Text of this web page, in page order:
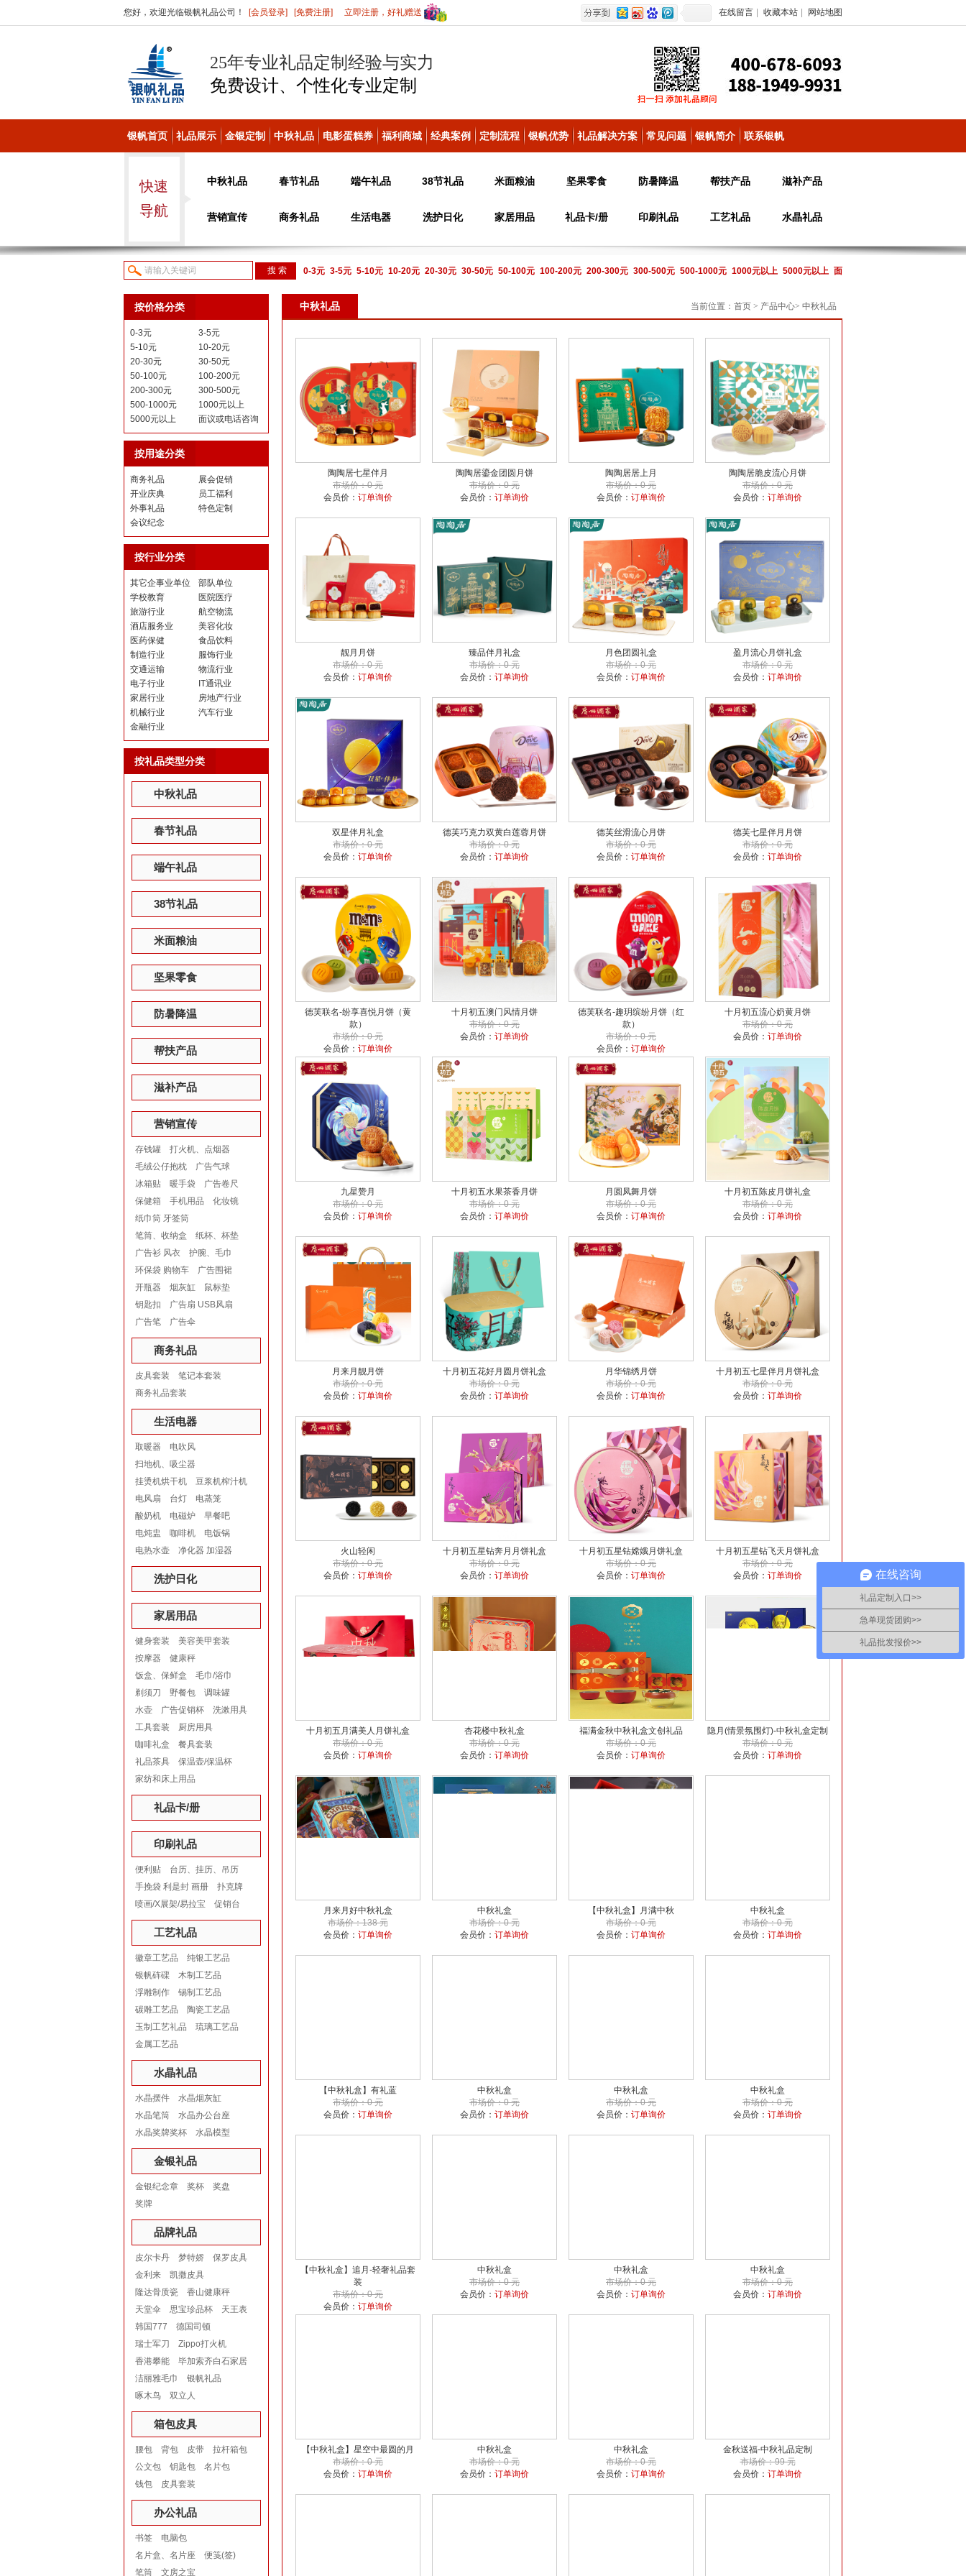
您好，欢迎光临银帆礼品公司！ [会员登录] [免费注册] 立即注册，好礼赠送 在线留言 收藏本站 网站地图
25年专业礼品定制经验与实力
免费设计、个性化专业定制
银帆首页 礼品展示 金银定制 中秋礼品 电影蛋糕券 福利商城 经典案例 定制流程 银帆优势 礼品解决方案 常见问题 银帆简介 联系银帆
快速
导航
中秋礼品 春节礼品 端午礼品 38节礼品 米面粮油 坚果零食 防暑降温 帮扶产品 滋补产品
营销宣传 商务礼品 生活电器 洗护日化 家居用品 礼品卡/册 印刷礼品 工艺礼品 水晶礼品
0-3元 3-5元 5-10元 10-20元 20-30元 30-50元 50-100元 100-200元 200-300元 300-500元 500-1000元 1000元以上 5000元以上 面
议或电话咨询
按价格分类
0-3元
3-5元
5-10元
10-20元
20-30元
30-50元
50-100元
100-200元
200-300元
300-500元
500-1000元
1000元以上
5000元以上
面议或电话咨询
按用途分类
商务礼品
展会促销
开业庆典
员工福利
外事礼品
特色定制
会议纪念
按行业分类
其它企事业单位
部队单位
学校教育
医院医疗
旅游行业
航空物流
酒店服务业
美容化妆
医药保健
食品饮料
制造行业
服饰行业
交通运输
物流行业
电子行业
IT通讯业
家居行业
房地产行业
机械行业
汽车行业
金融行业
按礼品类型分类
中秋礼品
春节礼品
端午礼品
38节礼品
米面粮油
坚果零食
防暑降温
帮扶产品
滋补产品
营销宣传
存钱罐
打火机、点烟器
毛绒公仔抱枕
广告气球
冰箱贴
暖手袋
广告卷尺
保健箱
手机用品
化妆镜
纸巾筒 牙签筒
笔筒、收纳盒
纸杯、杯垫
广告衫 风衣
护腕、毛巾
环保袋 购物车
广告围裙
开瓶器
烟灰缸
鼠标垫
钥匙扣
广告扇 USB风扇
广告笔
广告伞
商务礼品
皮具套装
笔记本套装
商务礼品套装
生活电器
取暖器
电吹风
扫地机、吸尘器
挂烫机烘干机
豆浆机榨汁机
电风扇
台灯
电蒸笼
酸奶机
电磁炉
早餐吧
电炖盅
咖啡机
电饭锅
电热水壶
净化器 加湿器
洗护日化
家居用品
健身套装
美容美甲套装
按摩器
健康秤
饭盒、保鲜盒
毛巾/浴巾
剃须刀
野餐包
调味罐
水壶
广告促销杯
洗漱用具
工具套装
厨房用具
咖啡礼盒
餐具套装
礼品茶具
保温壶/保温杯
家纺和床上用品
礼品卡/册
印刷礼品
便利贴
台历、挂历、吊历
手挽袋 利是封 画册
扑克牌
喷画/X展架/易拉宝
促销台
工艺礼品
徽章工艺品
纯银工艺品
银帆砗磲
木制工艺品
浮雕制作
锡制工艺品
碳雕工艺品
陶瓷工艺品
玉制工艺礼品
琉璃工艺品
金属工艺品
水晶礼品
水晶摆件
水晶烟灰缸
水晶笔筒
水晶办公台座
水晶奖牌奖杯
水晶模型
金银礼品
金银纪念章 奖杯
奖盘
奖牌
品牌礼品
皮尔卡丹 梦特娇
保罗皮具
金利来
凯撒皮具
隆达骨质瓷
香山健康秤
天堂伞
思宝珍品杯
天王表
韩国777
德国司顿
瑞士军刀
Zippo打火机
香港攀能
毕加索齐白石家居
洁丽雅毛巾
银帆礼品
啄木鸟
双立人
箱包皮具
腰包 背包 皮带
拉杆箱包
公文包
钥匙包
名片包
钱包
皮具套装
办公礼品
书签
电脑包
名片盒、名片座
便笺(签)
笔筒
文房之宝
中秋礼品 当前位置： 首页 > 产品中心> 中秋礼品
陶陶居七星伴月
市场价：0 元
会员价： 订单询价
陶陶居鎏金团圆月饼
市场价：0 元
会员价： 订单询价
陶陶居居上月
市场价：0 元
会员价： 订单询价
陶陶居脆皮流心月饼
市场价：0 元
会员价： 订单询价
靓月月饼
市场价：0 元
会员价： 订单询价
臻品伴月礼盒
市场价：0 元
会员价： 订单询价
月色团圆礼盒
市场价：0 元
会员价： 订单询价
盈月流心月饼礼盒
市场价：0 元
会员价： 订单询价
双星伴月礼盒
市场价：0 元
会员价： 订单询价
德芙巧克力双黄白莲蓉月饼
市场价：0 元
会员价： 订单询价
德芙丝滑流心月饼
市场价：0 元
会员价： 订单询价
德芙七星伴月月饼
市场价：0 元
会员价： 订单询价
德芙联名-纷享喜悦月饼（黄
款）
市场价：0 元
会员价： 订单询价
十月初五澳门风情月饼
市场价：0 元
会员价： 订单询价
德芙联名-趣玥缤纷月饼（红
款）
市场价：0 元
会员价： 订单询价
十月初五流心奶黄月饼
市场价：0 元
会员价： 订单询价
九星赞月
市场价：0 元
会员价： 订单询价
十月初五水果茶香月饼
市场价：0 元
会员价： 订单询价
月圆凤舞月饼
市场价：0 元
会员价： 订单询价
十月初五陈皮月饼礼盒
市场价：0 元
会员价： 订单询价
月来月靓月饼
市场价：0 元
会员价： 订单询价
十月初五花好月圆月饼礼盒
市场价：0 元
会员价： 订单询价
月华锦绣月饼
市场价：0 元
会员价： 订单询价
十月初五七星伴月月饼礼盒
市场价：0 元
会员价： 订单询价
火山轻闲
市场价：0 元
会员价： 订单询价
十月初五星钻奔月月饼礼盒
市场价：0 元
会员价： 订单询价
十月初五星钻嫦娥月饼礼盒
市场价：0 元
会员价： 订单询价
十月初五星钻飞天月饼礼盒
市场价：0 元
会员价： 订单询价
十月初五月满美人月饼礼盒
市场价：0 元
会员价： 订单询价
杏花楼中秋礼盒
市场价：0 元
会员价： 订单询价
福满金秋中秋礼盒文创礼品
市场价：0 元
会员价： 订单询价
隐月(情景氛围灯)-中秋礼盒定制
市场价：0 元
会员价： 订单询价
月来月好中秋礼盒
市场价：138 元
会员价： 订单询价
中秋礼盒
市场价：0 元
会员价： 订单询价
【中秋礼盒】月满中秋
市场价：0 元
会员价： 订单询价
中秋礼盒
市场价：0 元
会员价： 订单询价
【中秋礼盒】有礼蓝
市场价：0 元
会员价： 订单询价
中秋礼盒
市场价：0 元
会员价： 订单询价
中秋礼盒
市场价：0 元
会员价： 订单询价
中秋礼盒
市场价：0 元
会员价： 订单询价
【中秋礼盒】追月-轻奢礼品套
装
市场价：0 元
会员价： 订单询价
中秋礼盒
市场价：0 元
会员价： 订单询价
中秋礼盒
市场价：0 元
会员价： 订单询价
中秋礼盒
市场价：0 元
会员价： 订单询价
【中秋礼盒】星空中最圆的月
市场价：0 元
会员价： 订单询价
中秋礼盒
市场价：0 元
会员价： 订单询价
中秋礼盒
市场价：0 元
会员价： 订单询价
金秋送福-中秋礼品定制
市场价：99 元
会员价： 订单询价
在线咨询
礼品定制入口>>
急单现货团购>>
礼品批发报价>>